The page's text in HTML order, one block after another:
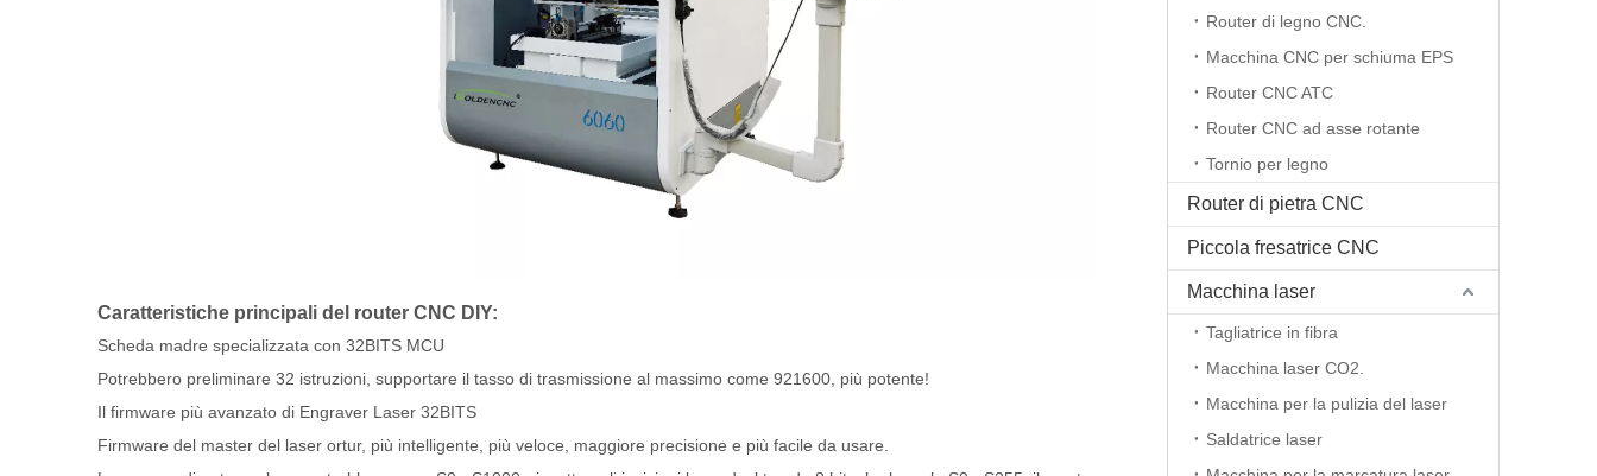
Caratteristiche principali del router CNC DIY:
Scheda madre specializzata con 32BITS MCU
Potrebbero preliminare 32 istruzioni, supportare il tasso di trasmissione al massimo come 921600, più potente!
Il firmware più avanzato di Engraver Laser 32BITS
Firmware del master del laser ortur, più intelligente, più veloce, maggiore precisione e più facile da usare.
Router di legno CNC.
Macchina CNC per schiuma EPS
Router CNC ATC
Router CNC ad asse rotante
Tornio per legno
Router di pietra CNC
Piccola fresatrice CNC
Macchina laser
Tagliatrice in fibra
Macchina laser CO2.
Macchina per la pulizia del laser
Saldatrice laser